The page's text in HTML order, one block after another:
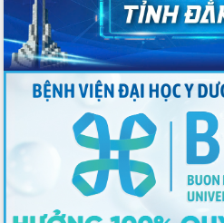
Xã Ea Phê gắn cải cách hành chính với
chuyển đổi số
Phó Chủ tịch Thường trực UBND tỉnh
Hồ Thị Nguyên Thảo làm việc tại Trung
tâm Phục vụ hành chính công xã Ea
Xây dựng nền hành chính số đồng
hành cùng nông dân dân, doanh nghiệp
Giai đoạn 2026-2030, Đắk Lắk phấn
đấu có 77% xã đạt chuẩn nông thôn